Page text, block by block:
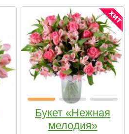
Букет «Нежная
мелодия»